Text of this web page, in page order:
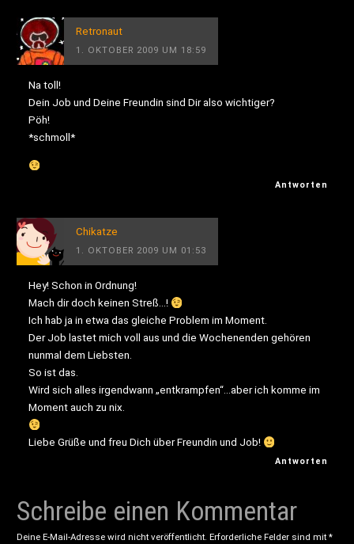
Retronaut
1. OKTOBER 2009 UM 18:59
Na toll!
Dein Job und Deine Freundin sind Dir also wichtiger?
Pöh!
*schmoll*
Antworten
Chikatze
1. OKTOBER 2009 UM 01:53
Hey! Schon in Ordnung!
Mach dir doch keinen Streß…!
Ich hab ja in etwa das gleiche Problem im Moment.
Der Job lastet mich voll aus und die Wochenenden gehören
nunmal dem Liebsten.
So ist das.
Wird sich alles irgendwann „entkrampfen“…aber ich komme im
Moment auch zu nix.
Liebe Grüße und freu Dich über Freundin und Job!
Antworten
Schreibe einen Kommentar
Deine E-Mail-Adresse wird nicht veröffentlicht. Erforderliche Felder sind mit*